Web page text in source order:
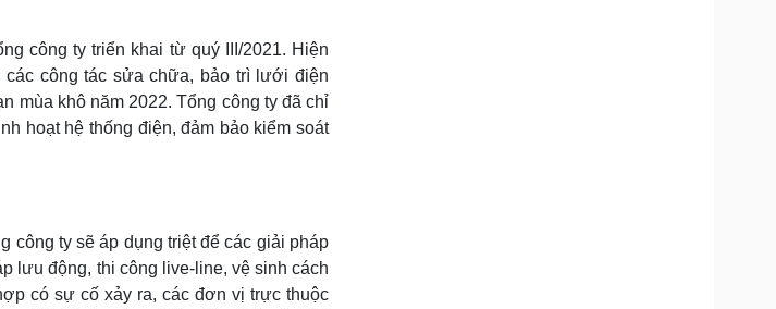
công ty triển khai từ quý III/2021. Hiện
các công tác sửa chữa, bảo trì lưới điện
mùa khô năm 2022. Tổng công ty đã chỉ
hoạt hệ thống điện, đảm bảo kiểm soát
công ty sẽ áp dụng triệt để các giải pháp
lưu động, thi công live-line, vệ sinh cách
có sự cố xảy ra, các đơn vị trực thuộc